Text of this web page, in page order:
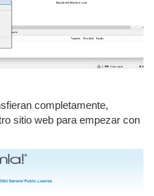
completamente,
sitio web para empezar con